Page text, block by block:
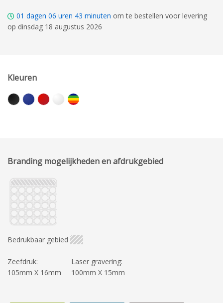
01 dagen 06 uren 43 minuten om te bestellen voor levering
op dinsdag 18 augustus 2026
Kleuren
Branding mogelijkheden en afdrukgebied
Bedrukbaar gebied
Zeefdruk:
105mm X 16mm
Laser gravering:
100mm X 15mm